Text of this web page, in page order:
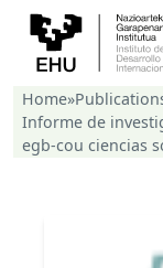
Home»
Informe de
egb-cou ciencias